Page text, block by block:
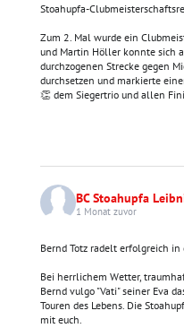
Stoahupfa-
Zum 2. Mal wurde ein
und Martin Höller konnte sich
durchzogenen Strecke gegen
durchsetzen und markierte
👏 dem Siegertrio und allen
BC Stoahupfa
1 Monat zuvor
Bernd Totz radelt erfolgreich in
Bei herrlichem Wetter,
Bernd vulgo "Vati" seiner Eva
Touren des Lebens. Die
mit euch.